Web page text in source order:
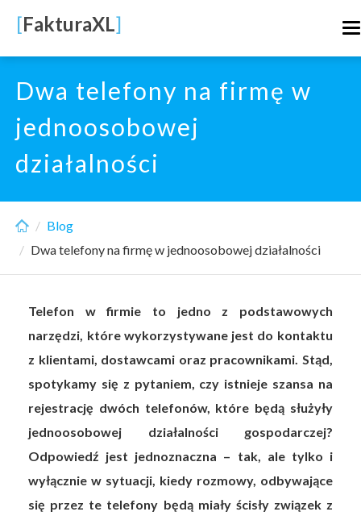
main
content
[FakturaXL]
Dwa telefony na firmę w
jednoosobowej
działalności
Blog
Dwa telefony na firmę w jednoosobowej działalności
Telefon w firmie to jedno z podstawowych
narzędzi, które wykorzystywane jest do kontaktu
z klientami, dostawcami oraz pracownikami. Stąd,
spotykamy się z pytaniem, czy istnieje szansa na
rejestrację dwóch telefonów, które będą służyły
jednoosobowej działalności gospodarczej?
Odpowiedź jest jednoznaczna – tak, ale tylko i
wyłącznie w sytuacji, kiedy rozmowy, odbywające
się przez te telefony będą miały ścisły związek z